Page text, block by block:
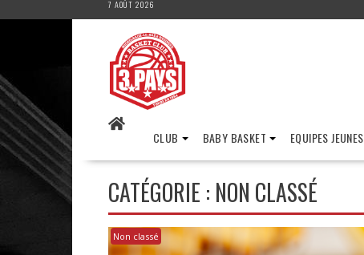
7 AOÛT 2026
CLUB BABY BASKET EQUIPES JEUNES
CATÉGORIE : NON CLASSÉ
Non classé